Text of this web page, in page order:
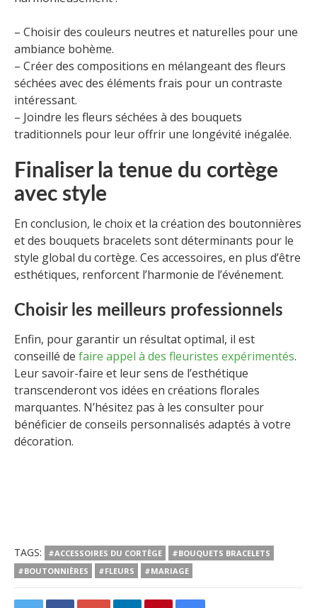
– Choisir des couleurs neutres et naturelles pour une
ambiance bohème.
– Créer des compositions en mélangeant des fleurs
séchées avec des éléments frais pour un contraste
intéressant.
– Joindre les fleurs séchées à des bouquets
traditionnels pour leur offrir une longévité inégalée.
Finaliser la tenue du cortège
avec style
En conclusion, le choix et la création des boutonnières
et des bouquets bracelets sont déterminants pour le
style global du cortège. Ces accessoires, en plus d’être
esthétiques, renforcent l’harmonie de l’événement.
Choisir les meilleurs professionnels
Enfin, pour garantir un résultat optimal, il est
conseillé de faire appel à des fleuristes expérimentés.
Leur savoir-faire et leur sens de l’esthétique
transcenderont vos idées en créations florales
marquantes. N’hésitez pas à les consulter pour
bénéficier de conseils personnalisés adaptés à votre
décoration.
TAGS: #ACCESSOIRES DU CORTÈGE
#BOUQUETS BRACELETS
#BOUTONNIÈRES
#FLEURS #MARIAGE